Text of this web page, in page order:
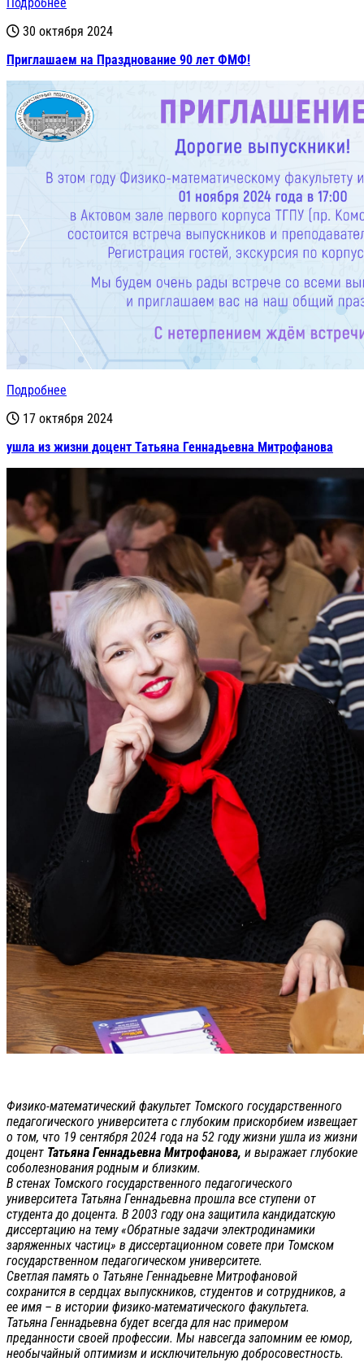
30 октября 2024
Приглашаем на Празднование 90 лет ФМФ!
Подробнее
17 октября 2024
ушла из жизни доцент Татьяна Геннадьевна Митрофанова
Физико-математический факультет Томского государственного
педагогического университета с глубоким прискорбием извещает
о том, что 19 сентября 2024 года на 52 году жизни ушла из жизни
доцент Татьяна Геннадьевна Митрофанова, и выражает глубокие
соболезнования родным и близким.
В стенах Томского государственного педагогического
университета Татьяна Геннадьевна прошла все ступени от
студента до доцента. В 2003 году она защитила кандидатскую
диссертацию на тему «Обратные задачи электродинамики
заряженных частиц» в диссертационном совете при Томском
государственном педагогическом университете.
Светлая память о Татьяне Геннадьевне Митрофановой
сохранится в сердцах выпускников, студентов и сотрудников, а
ее имя – в истории физико-математического факультета.
Татьяна Геннадьевна будет всегда для нас примером
преданности своей профессии. Мы навсегда запомним ее юмор,
необычайный оптимизм и исключительную добросовестность.